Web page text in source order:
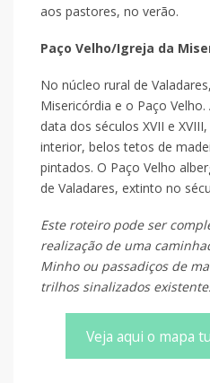
aos pastores, no verão.
Paço Velho/Igreja da
No núcleo rural de
Misericórdia e o Paço
data dos séculos XVII e
interior, belos tetos de
pintados. O Paço Velho
de Valadares, extinto no
Este roteiro pode ser
realização de uma
Minho ou passadiços de
trilhos sinalizados
Veja aqui o mapa